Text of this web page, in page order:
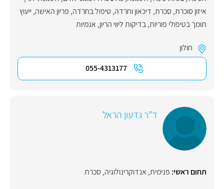
איזון סוכרת, סכרת, דיכאון וחרדה, טיפול בחרדה, פריון האישה,ייעוץ
תומך בטיפולי פוריות,בדיקות ליווי הריון, אנמיות
חולון
055-4313177
ד"ר גדעון הראל
תחום ראשי: פנימית, אנדוקרינולוגיה, סכרת